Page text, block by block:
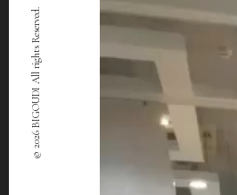
© 2026 BIGOUDI All rights Reserved.
ヤ